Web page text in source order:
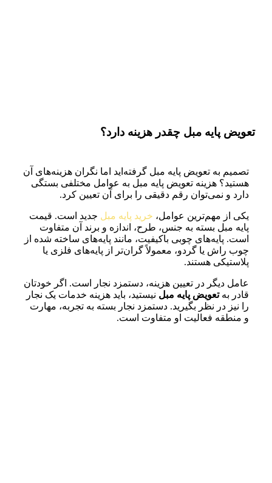
تعویض پایه مبل چقدر هزینه دارد؟
تصمیم به تعویض پایه مبل گرفته‌اید اما نگران هزینه‌های آن
هستید؟ هزینه تعویض پایه مبل به عوامل مختلفی بستگی
دارد و نمی‌توان رقم دقیقی را برای آن تعیین کرد.
یکی از مهم‌ترین عوامل، خرید پایه مبل جدید است. قیمت
پایه مبل بسته به جنس، طرح، اندازه و برند آن متفاوت
است. پایه‌های چوبی باکیفیت، مانند پایه‌های ساخته شده از
چوب راش یا گردو، معمولاً گران‌تر از پایه‌های فلزی یا
پلاستیکی هستند.
عامل دیگر در تعیین هزینه، دستمزد نجار است. اگر خودتان
قادر به تعویض پایه مبل نیستید، باید هزینه خدمات یک نجار
را نیز در نظر بگیرید. دستمزد نجار بسته به تجربه، مهارت
و منطقه فعالیت او متفاوت است.